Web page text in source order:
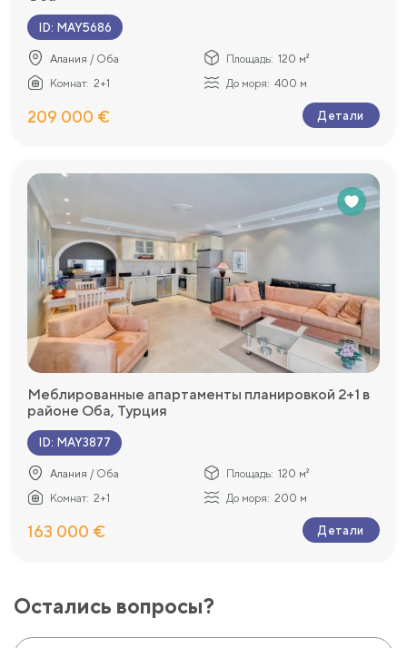
ID: MAY5686
Алания / Оба Площадь: 120 м²
Комнат: 2+1 До моря: 400 м
209 000 € Детали
Меблированные апартаменты планировкой 2+1 в
районе Оба, Турция
ID: MAY3877
Алания / Оба Площадь: 120 м²
Комнат: 2+1 До моря: 200 м
163 000 € Детали
Остались вопросы?